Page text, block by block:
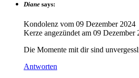
Diane says:
Kondolenz vom 09 Dezember 2024
Kerze angezündet am 09 Dezember
Die Momente mit dir sind
Antworten